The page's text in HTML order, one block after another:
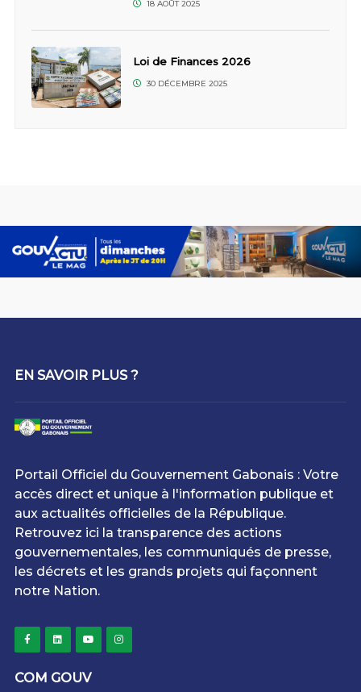
18 AOÛT 2025
Loi de Finances 2026
30 DÉCEMBRE 2025
EN SAVOIR PLUS ?
Portail Officiel du Gouvernement Gabonais : Votre
accès direct et unique à l'information publique et
aux actualités officielles de la République.
Retrouvez ici la transparence des actions
gouvernementales, les communiqués de presse,
les décrets et les grands projets qui façonnent
notre Nation.
COM GOUV